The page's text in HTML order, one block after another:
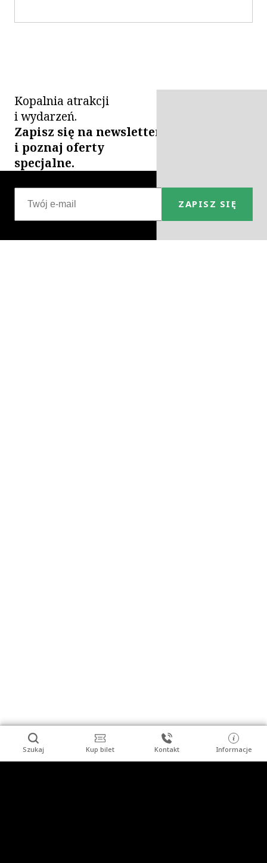
Szukaj Kup bilet Kontakt Informacje
Kopalnia atrakcji
i wydarzeń.
Zapisz się na newsletter
i poznaj oferty
specjalne.
ZAPISZ SIĘ